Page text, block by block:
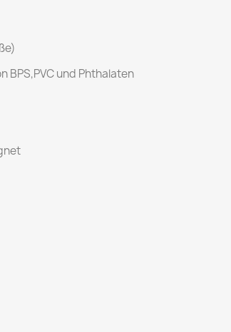
BPS,PVC und Phthalaten